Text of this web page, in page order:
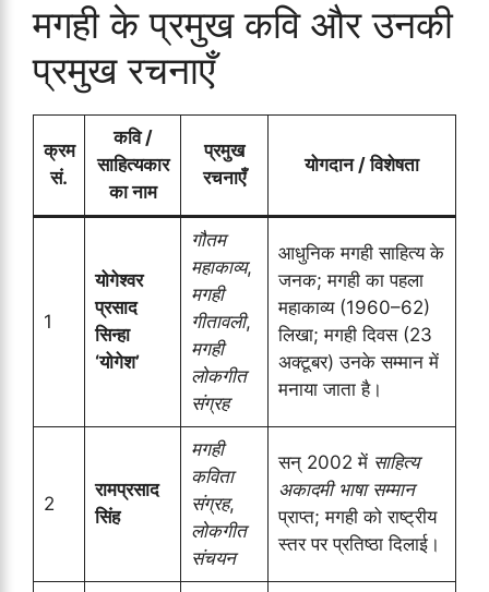
मगही के प्रमुख कवि और उनकी
प्रमुख रचनाएँ
क्रम
सं.
कवि /
साहित्यकार
का नाम
प्रमुख
रचनाएँ
योगदान / विशेषता
1
योगेश्वर
प्रसाद
सिन्हा
‘योगेश’
गौतम
महाकाव्य,
मगही
गीतावली,
मगही
लोकगीत
संग्रह
आधुनिक मगही साहित्य के
जनक; मगही का पहला
महाकाव्य (1960–62)
लिखा; मगही दिवस (23
अक्टूबर) उनके सम्मान में
मनाया जाता है।
2
रामप्रसाद
सिंह
मगही
कविता
संग्रह,
लोकगीत
संचयन
सन् 2002 में साहित्य
अकादमी भाषा सम्मान
प्राप्त; मगही को राष्ट्रीय
स्तर पर प्रतिष्ठा दिलाई।